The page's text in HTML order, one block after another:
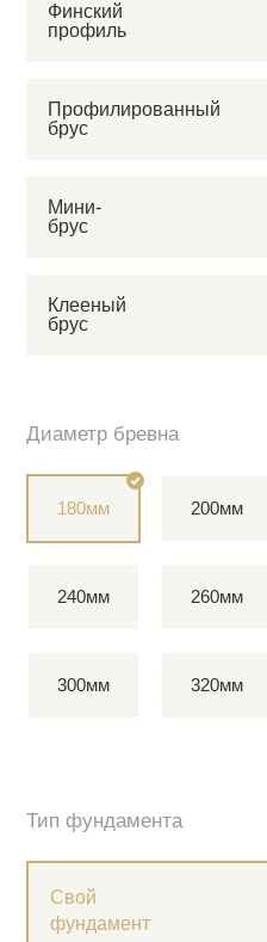
Финский
профиль
Профилированный
брус
Мини-
брус
Клееный
брус
Диаметр бревна
180мм 200мм
240мм 260мм
300мм 320мм
Тип фундамента
Свой
фундамент